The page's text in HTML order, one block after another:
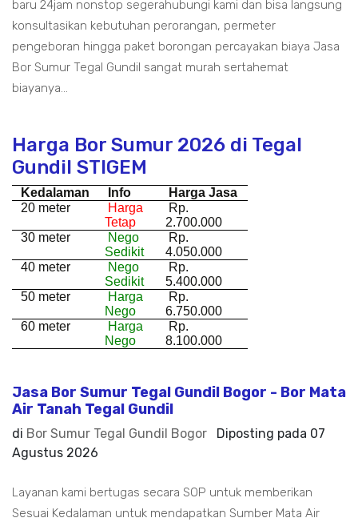
baru 24jam nonstop segerahubungi kami dan bisa langsung
konsultasikan kebutuhan perorangan, permeter
pengeboran hingga paket borongan percayakan biaya Jasa
Bor Sumur Tegal Gundil sangat murah sertahemat
biayanya...
Harga Bor Sumur 2026 di Tegal
Gundil STIGEM
Kedalaman Info
Harga Jasa
20 meter
Harga
Tetap
Rp.
2.700.000
30 meter
Nego
Sedikit
Rp.
4.050.000
40 meter
Nego
Sedikit
Rp.
5.400.000
50 meter
Harga
Nego
Rp.
6.750.000
60 meter
Harga
Nego
Rp.
8.100.000
Jasa Bor Sumur Tegal Gundil Bogor - Bor Mata
Air Tanah Tegal Gundil
di Bor Sumur Tegal Gundil Bogor Diposting pada 07
Agustus 2026
Layanan kami bertugas secara SOP untuk memberikan
Sesuai Kedalaman untuk mendapatkan Sumber Mata Air